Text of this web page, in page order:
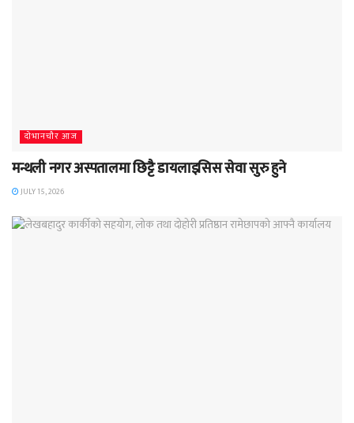
दाेभानचाैर आज
मन्थली नगर अस्पतालमा छिट्टै डायलाइसिस सेवा सुरु हुने
JULY 15, 2026